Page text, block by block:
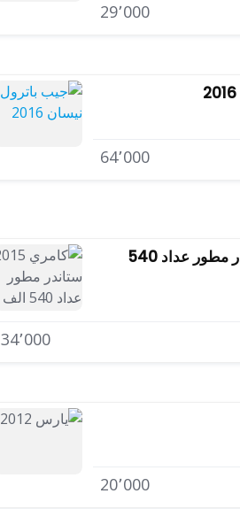
29٬000
64٬000
كامري 2015 ستاندر مطور عداد 540
34٬000
20٬000